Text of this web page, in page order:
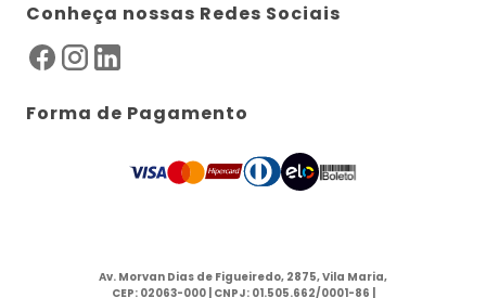
Conheça nossas Redes Sociais
Forma de Pagamento
Av. Morvan Dias de Figueiredo, 2875, Vila Maria,
CEP: 02063-000 | CNPJ: 01.505.662/0001-86 |